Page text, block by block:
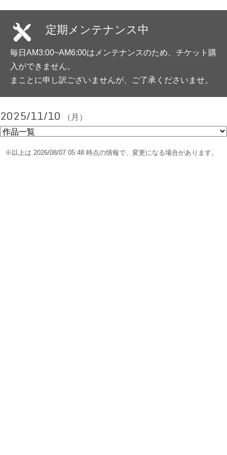
定期メンテナンス中
毎日AM3:00~AM6:00はメンテナンスのため、チケット購
入ができません。
まことに申し訳ございませんが、ご了承くださいませ。
2025/11/10 （月）
※以上は 2026/08/07 05:48 時点の情報で、変更になる場合があります。